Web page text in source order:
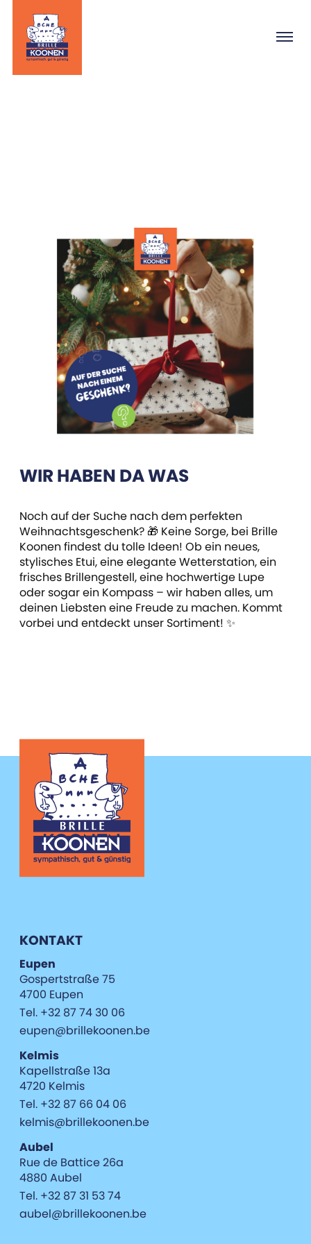
WIR HABEN DA WAS
Noch auf der Suche nach dem perfekten
Weihnachtsgeschenk? 🎁 Keine Sorge, bei Brille
Koonen findest du tolle Ideen! Ob ein neues,
stylisches Etui, eine elegante Wetterstation, ein
frisches Brillengestell, eine hochwertige Lupe
oder sogar ein Kompass – wir haben alles, um
deinen Liebsten eine Freude zu machen. Kommt
vorbei und entdeckt unser Sortiment! ✨
KONTAKT
Eupen
Gospertstraße 75
4700 Eupen
Tel. +32 87 74 30 06
eupen@brillekoonen.be
Kelmis
Kapellstraße 13a
4720 Kelmis
Tel. +32 87 66 04 06
kelmis@brillekoonen.be
Aubel
Rue de Battice 26a
4880 Aubel
Tel. +32 87 31 53 74
aubel@brillekoonen.be